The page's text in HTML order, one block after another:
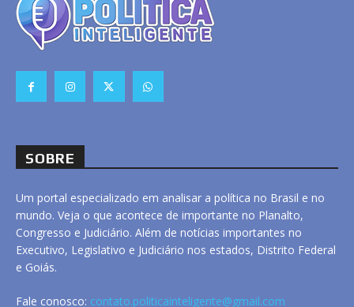
SOBRE
Um portal especializado em analisar a política no Brasil e no
mundo. Veja o que acontece de importante no Planalto,
Congresso e Judiciário. Além de notícias importantes no
Executivo, Legislativo e Judiciário nos estados, Distrito Federal
e Goiás.
Fale conosco: contato.politicainteligente@gmail.com